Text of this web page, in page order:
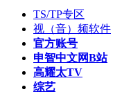
TS/TP专区
视（音）频软件
官方账号
申智中文网B站
高耀太TV
综艺